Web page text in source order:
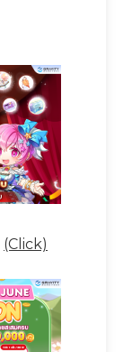
(Click)